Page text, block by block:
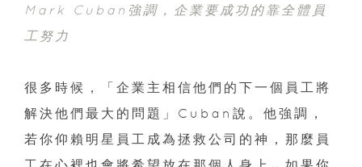
Mark Cuban強調，企業要成功的靠全體員
工努力
很多時候，「企業主相信他們的下一個員工將
解決他們最大的問題」Cuban說。他強調，
若你仰賴明星員工成為拯救公司的神，那麼員